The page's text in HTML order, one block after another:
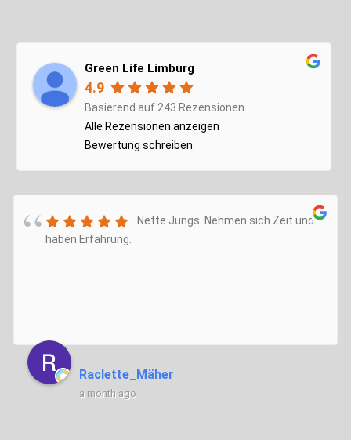
Green Life Limburg
4.9
Basierend auf 243 Rezensionen
Alle Rezensionen anzeigen
Bewertung schreiben
Nette Jungs. Nehmen sich Zeit und
haben Erfahrung.
Raclette_Mäher
a month ago